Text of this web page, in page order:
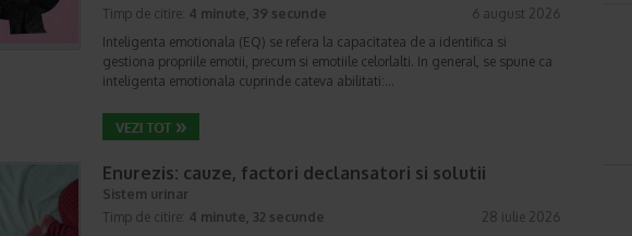
Timp de citire: 4 minute, 39 secunde
6 august 2026
Inteligenta emotionala (EQ) se refera la capacitatea de a identifica si
gestiona propriile emotii, precum si emotiile celorlalti. In general, se spune ca
inteligenta emotionala cuprinde cateva abilitati:…
Enurezis: cauze, factori declansatori si solutii
Sistem urinar
Timp de citire: 4 minute, 32 secunde
28 iulie 2026